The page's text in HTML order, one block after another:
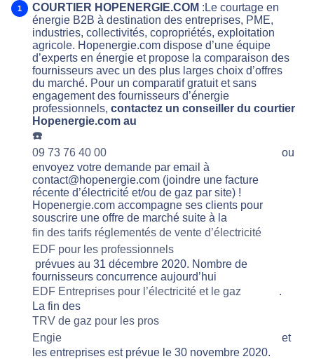
COURTIER HOPENERGIE.COM :Le courtage en
énergie B2B à destination des entreprises, PME,
industries, collectivités, copropriétés, exploitation
agricole. Hopenergie.com dispose d’une équipe
d’experts en énergie et propose la comparaison des
fournisseurs avec un des plus larges choix d’offres
du marché. Pour un comparatif gratuit et sans
engagement des fournisseurs d’énergie
professionnels, contactez un conseiller du courtier
Hopenergie.com au
☎️
09 73 76 40 00
ou
envoyez votre demande par email à
contact@hopenergie.com (joindre une facture
récente d’électricité et/ou de gaz par site) !
Hopenergie.com accompagne ses clients pour
souscrire une offre de marché suite à la
fin des tarifs réglementés de vente d’électricité
EDF pour les professionnels
prévues au 31 décembre 2020. Nombre de
fournisseurs concurrence aujourd’hui
EDF Entreprises pour l’électricité et le gaz
.
La fin des
TRV de gaz pour les pros
Engie
et
les entreprises est prévue le 30 novembre 2020.